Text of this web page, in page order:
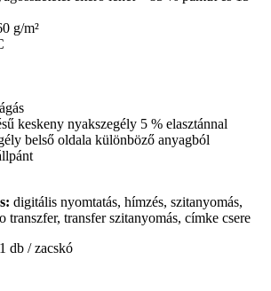
g/m²
keskeny nyakszegély 5 % elasztánnal
belső oldala különböző anyagból
digitális nyomtatás, hímzés, szitanyomás,
transzfer, transfer szitanyomás, címke csere
1 db / zacskó